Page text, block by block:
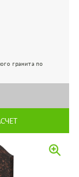
гранита по